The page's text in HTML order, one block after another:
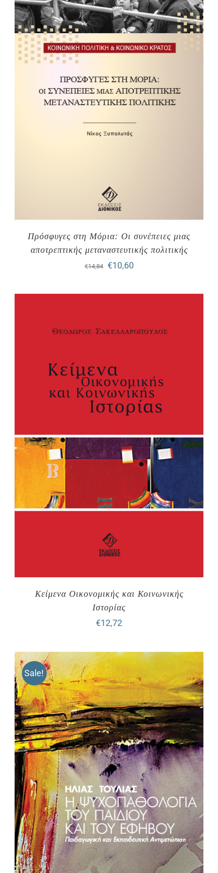
Πρόσφυγες στη Μόρια: Οι συνέπειες μιας
αποτρεπτικής μεταναστευτικής πολιτικής
€14,84
Original
€10,60Η
€10,60.
Κείμενα Οικονομικής και Κοινωνικής
Ιστορίας
€12,72
Sale!